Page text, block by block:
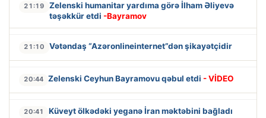
21:19
Zelenski humanitar yardıma görə İlham Əliyevə
təşəkkür etdi -Bayramov
21:10 Vətəndaş “Azəronlineinternet”dən şikayətçidir
20:44 Zelenski Ceyhun Bayramovu qəbul etdi - VİDEO
20:41 Küveyt ölkədəki yeganə İran məktəbini bağladı